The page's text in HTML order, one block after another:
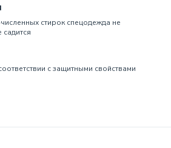
стирок спецодежда не
садится
с защитными свойствами